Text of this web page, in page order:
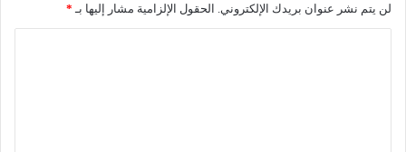
لن يتم نشر عنوان بريدك الإلكتروني. الحقول الإلزامية مشار إليها بـ *